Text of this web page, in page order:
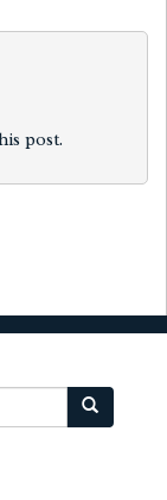
post.